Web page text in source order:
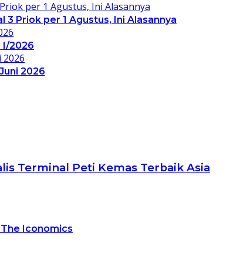
Priok per 1 Agustus, Ini Alasannya
I/2026
2026
Terminal Peti Kemas Terbaik Asia
Iconomics